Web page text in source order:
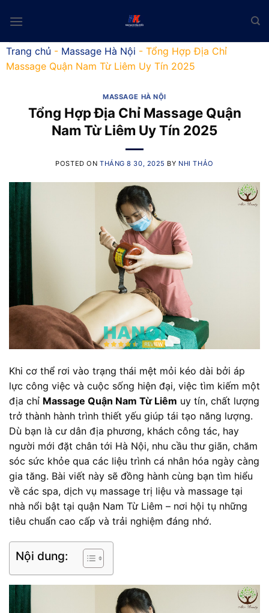
Trang chủ - Massage Hà Nội - Tổng Hợp Địa Chỉ
Massage Quận Nam Từ Liêm Uy Tín 2025
MASSAGE HÀ NỘI
Tổng Hợp Địa Chỉ Massage Quận
Nam Từ Liêm Uy Tín 2025
POSTED ON THÁNG 8 30, 2025 BY NHI THẢO
Khi cơ thể rơi vào trạng thái mệt mỏi kéo dài bởi áp
lực công việc và cuộc sống hiện đại, việc tìm kiếm một
địa chỉ Massage Quận Nam Từ Liêm uy tín, chất lượng
trở thành hành trình thiết yếu giúp tái tạo năng lượng.
Dù bạn là cư dân địa phương, khách công tác, hay
người mới đặt chân tới Hà Nội, nhu cầu thư giãn, chăm
sóc sức khỏe qua các liệu trình cá nhân hóa ngày càng
gia tăng. Bài viết này sẽ đồng hành cùng bạn tìm hiểu
về các spa, dịch vụ massage trị liệu và massage tại
nhà nổi bật tại quận Nam Từ Liêm – nơi hội tụ những
tiêu chuẩn cao cấp và trải nghiệm đáng nhớ.
Nội dung: